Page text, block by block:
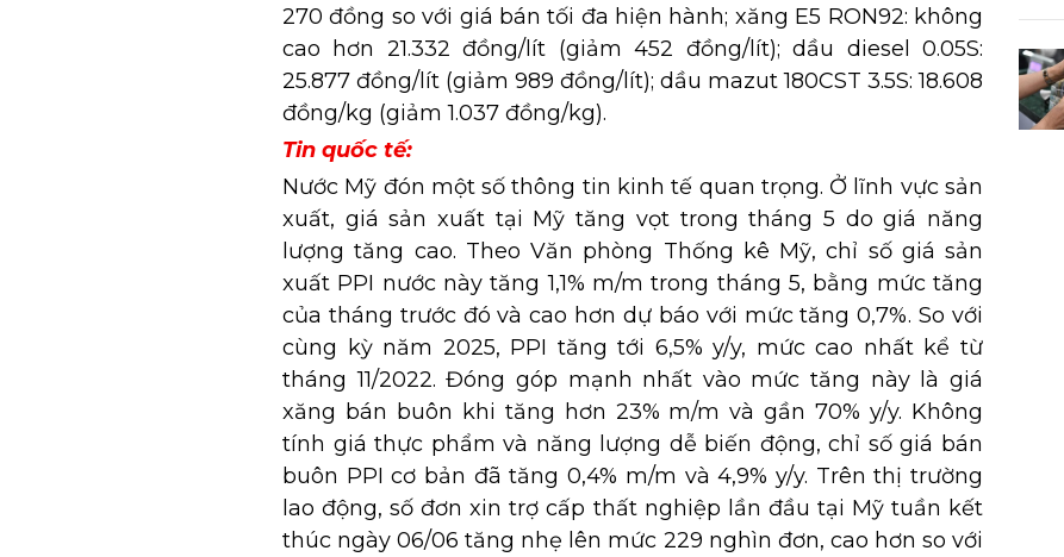
270 đồng so với giá bán tối đa hiện hành; xăng E5 RON92: không
cao hơn 21.332 đồng/lít (giảm 452 đồng/lít); dầu diesel 0.05S:
25.877 đồng/lít (giảm 989 đồng/lít); dầu mazut 180CST 3.5S: 18.608
đồng/kg (giảm 1.037 đồng/kg).
Tin quốc tế:
Nước Mỹ đón một số thông tin kinh tế quan trọng. Ở lĩnh vực sản
xuất, giá sản xuất tại Mỹ tăng vọt trong tháng 5 do giá năng
lượng tăng cao. Theo Văn phòng Thống kê Mỹ, chỉ số giá sản
xuất PPI nước này tăng 1,1% m/m trong tháng 5, bằng mức tăng
của tháng trước đó và cao hơn dự báo với mức tăng 0,7%. So với
cùng kỳ năm 2025, PPI tăng tới 6,5% y/y, mức cao nhất kể từ
tháng 11/2022. Đóng góp mạnh nhất vào mức tăng này là giá
xăng bán buôn khi tăng hơn 23% m/m và gần 70% y/y. Không
tính giá thực phẩm và năng lượng dễ biến động, chỉ số giá bán
buôn PPI cơ bản đã tăng 0,4% m/m và 4,9% y/y. Trên thị trường
lao động, số đơn xin trợ cấp thất nghiệp lần đầu tại Mỹ tuần kết
thúc ngày 06/06 tăng nhẹ lên mức 229 nghìn đơn, cao hơn so với